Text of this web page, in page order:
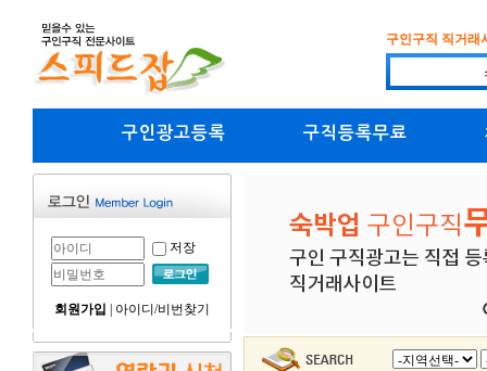
구인구직 직거래
구인광고등록 구직등록무료
저장
회원가입 아이디/비번찾기